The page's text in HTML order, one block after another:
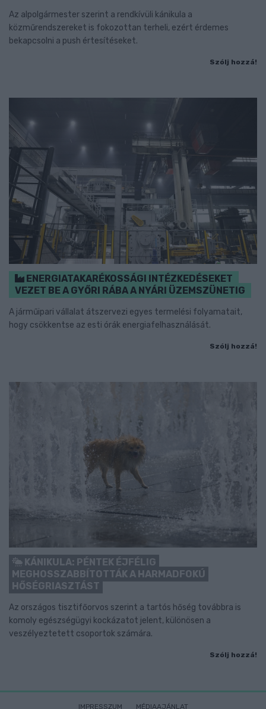
Az alpolgármester szerint a rendkívüli kánikula a
közműrendszereket is fokozottan terheli, ezért érdemes
bekapcsolni a push értesítéseket.
Szólj hozzá!
ENERGIATAKARÉKOSSÁGI INTÉZKEDÉSEKET
VEZET BE A GYŐRI RÁBA A NYÁRI ÜZEMSZÜNETIG
A járműipari vállalat átszervezi egyes termelési folyamatait,
hogy csökkentse az esti órák energiafelhasználását.
Szólj hozzá!
KÁNIKULA: PÉNTEK ÉJFÉLIG
MEGHOSSZABBÍTOTTÁK A HARMADFOKÚ
HŐSÉGRIASZTÁST
Az országos tisztifőorvos szerint a tartós hőség továbbra is
komoly egészségügyi kockázatot jelent, különösen a
veszélyeztetett csoportok számára.
Szólj hozzá!
IMPRESSZUM MÉDIAAJÁNLAT